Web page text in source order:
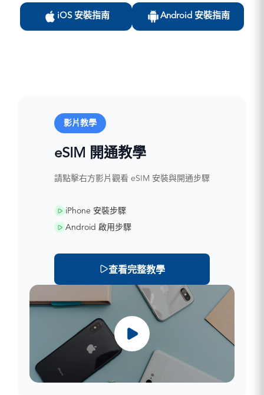
iOS 安裝指南 Android 安裝指南
影片教學
eSIM 開通教學
請點擊右方影片觀看 eSIM 安裝與開通步驟
iPhone 安裝步驟
Android 啟用步驟
查看完整教學